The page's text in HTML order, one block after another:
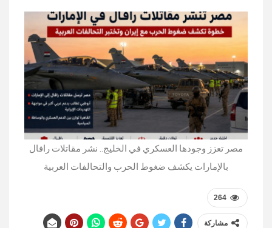
مصر تعزز وجودها العسكري في الخليج.. نشر مقاتلات رافال
بالإمارات يكشف ضغوط الحرب والتحالفات العربية
264
مشاركة